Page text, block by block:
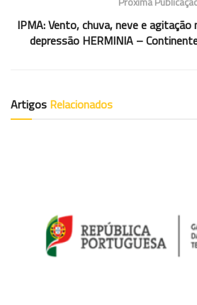
IPMA: Vento, chuva, neve e
depressão HERMINIA –
Artigos Relacionados